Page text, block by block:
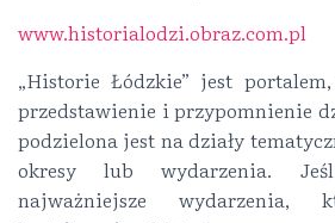
www.historialodzi.obraz.com.pl
„Historie Łódzkie” jest
przedstawienie i przypomnienie
podzielona jest na działy
okresy lub wydarzenia.
najważniejsze